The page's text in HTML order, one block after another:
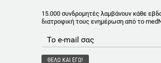
15.000 συνδρομητές λαμβάνουν κάθε
διατροφική τους ενημέρωση από το